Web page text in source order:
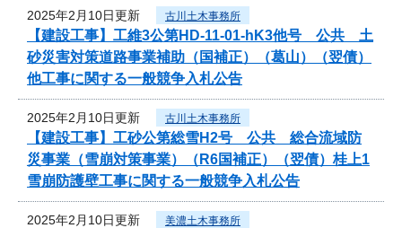
2025年2月10日更新 古川土木事務所
【建設工事】工維3公第HD-11-01-hK3他号 公共 土
砂災害対策道路事業補助（国補正）（葛山）（翌債）
他工事に関する一般競争入札公告
2025年2月10日更新 古川土木事務所
【建設工事】工砂公第総雪H2号 公共 総合流域防
災事業（雪崩対策事業）（R6国補正）（翌債）桂上1
雪崩防護壁工事に関する一般競争入札公告
2025年2月10日更新 美濃土木事務所